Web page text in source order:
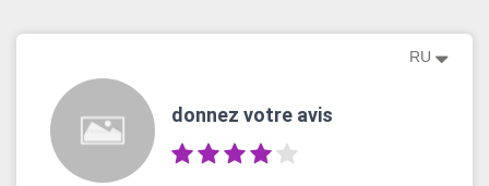
RU
donnez votre avis